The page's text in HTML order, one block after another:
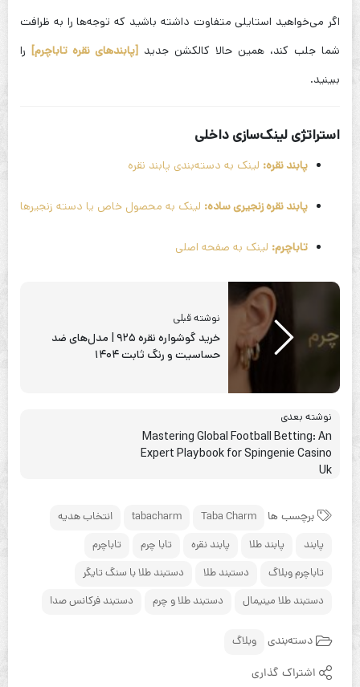
اگر می‌خواهید استایلی متفاوت داشته باشید که توجه‌ها را به ظرافت
شما جلب کند، همین حالا کالکشن جدید [پابندهای نقره تاباچرم] را
ببینید.
استراتژی لینک‌سازی داخلی
پابند نقره: لینک به دسته‌بندی پابند نقره
پابند نقره زنجیری ساده: لینک به محصول خاص یا دسته زنجیرها
تاباچرم: لینک به صفحه اصلی
نوشته قبلی
خرید گوشواره نقره ۹۲۵ | مدل‌های ضد
حساسیت و رنگ ثابت ۱۴۰۴
نوشته بعدی
Mastering Global Football Betting: An
Expert Playbook for Spingenie Casino
Uk
برچسب ها Taba Charm
tabacharm
انتخاب هدیه
پابند
پابند طلا پابند نقره تابا چرم
تاباچرم
تاباچرم وبلاگ
دستبند طلا
دستبند طلا با سنگ تایگر
دستبند طلا مینیمال
دستبند طلا و چرم دستبند فرکانس صدا
دسته‌بندی وبلاگ
اشتراک گذاری